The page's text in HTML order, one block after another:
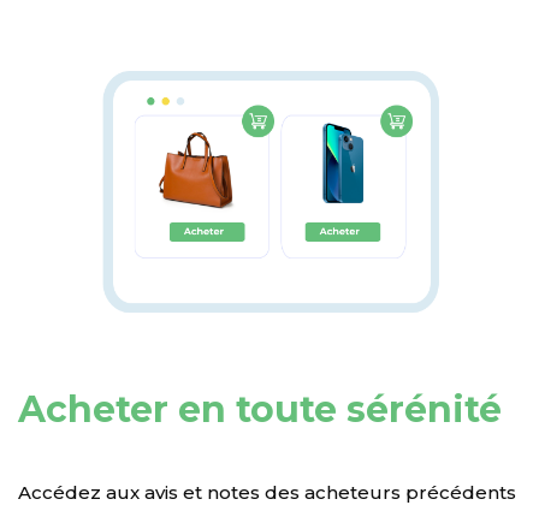
Acheter en toute sérénité
Accédez aux avis et notes des acheteurs précédents